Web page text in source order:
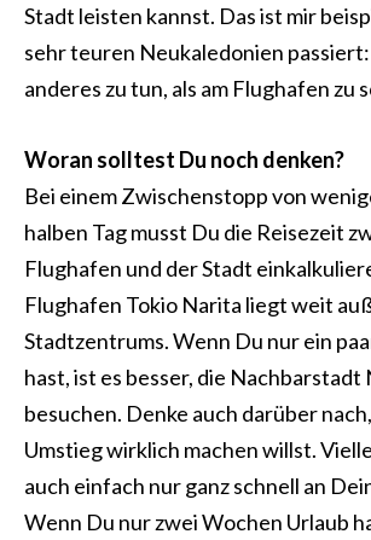
Stadt leisten kannst. Das ist mir
sehr teuren Neukaledonien passiert:
anderes zu tun, als am Flughafen zu
Woran solltest Du noch denken?
Bei einem Zwischenstopp von
halben Tag musst Du die Reisezeit
Flughafen und der Stadt
Flughafen Tokio Narita liegt weit
Stadtzentrums. Wenn Du nur ein
hast, ist es besser, die Nachbarstadt
besuchen. Denke auch darüber
Umstieg wirklich machen willst.
auch einfach nur ganz schnell an
Wenn Du nur zwei Wochen Urlaub